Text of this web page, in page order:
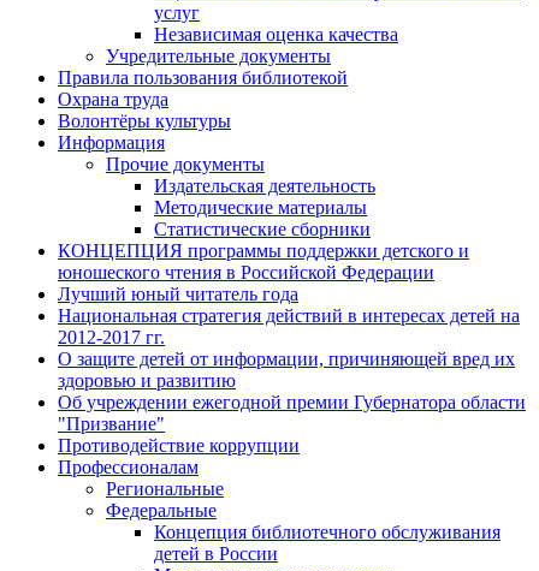
услуг
Независимая оценка качества
Учредительные документы
Правила пользования библиотекой
Охрана труда
Волонтёры культуры
Информация
Прочие документы
Издательская деятельность
Методические материалы
Статистические сборники
КОНЦЕПЦИЯ программы поддержки детского и
юношеского чтения в Российской Федерации
Лучший юный читатель года
Национальная стратегия действий в интересах детей на
2012-2017 гг.
О защите детей от информации, причиняющей вред их
здоровью и развитию
Об учреждении ежегодной премии Губернатора области
"Призвание"
Противодействие коррупции
Профессионалам
Региональные
Федеральные
Концепция библиотечного обслуживания
детей в России